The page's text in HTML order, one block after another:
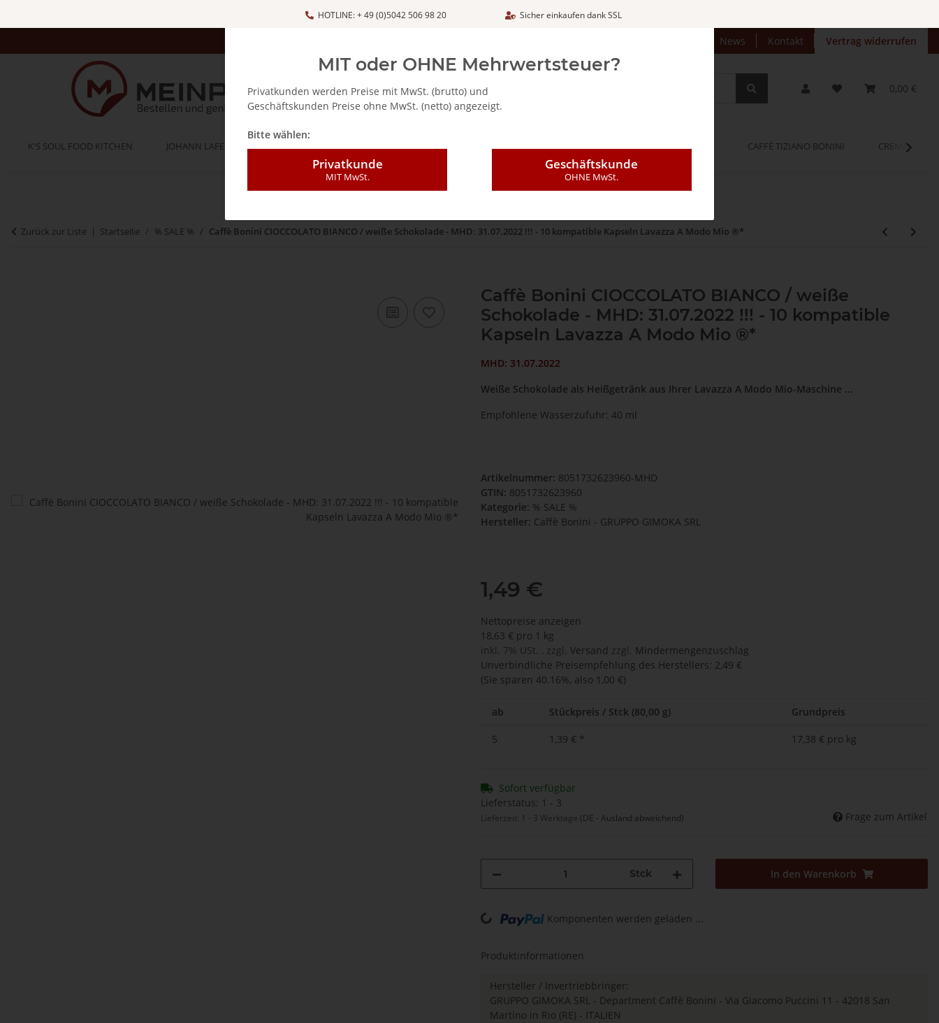
HOTLINE: + 49 (0)5042 506 98 20 Sicher einkaufen dank SSL
News Kontakt Vertrag widerrufen
0,00 €
K'S SOUL FOOD KITCHEN JOHANN LAFER BELLA ITALIA - FEINKOSTARTIKEL CAFFÈ MAJESTIC / DICAF KAFFEE OPINUM CAFFÈ TIZIANO BONINI CREMEO
Zurück zur Liste Startseite % SALE % Caffè Bonini CIOCCOLATO BIANCO / weiße Schokolade - MHD: 31.07.2022 !!! - 10 kompatible Kapseln Lavazza A Modo Mio ®*
Caffè Bonini CIOCCOLATO BIANCO / weiße
Schokolade - MHD: 31.07.2022 !!! - 10 kompatible
Kapseln Lavazza A Modo Mio ®*
MHD: 31.07.2022
Weiße Schokolade als Heißgetränk aus Ihrer Lavazza A Modo Mio-Maschine ...
Empfohlene Wasserzufuhr: 40 ml
Artikelnummer: 8051732623960-MHD
GTIN: 8051732623960
Kategorie: % SALE %
Hersteller: Caffè Bonini - GRUPPO GIMOKA SRL
1,49 €
Nettopreise anzeigen
18,63 € pro 1 kg
inkl. 7% USt. , zzgl. Versand zzgl.
Mindermengenzuschlag
Unverbindliche Preisempfehlung des Herstellers: 2,49 €
(Sie sparen 40.16%, also 1,00 €)
ab Stückpreis / Stck (80,00 g) Grundpreis
5 1,39 € * 17,38 € pro kg
Sofort verfügbar
Lieferstatus: 1 - 3
Lieferzeit: 1 - 3 Werktage (DE - Ausland abweichend) Frage zum Artikel
Stck In den Warenkorb
Loading... Komponenten werden geladen ...
Produktinformationen
Hersteller / Invertriebbringer:
GRUPPO GIMOKA SRL - Department Caffè Bonini - Via Giacomo Puccini 11 - 42018 San
Martino in Rio (RE) - ITALIEN
MIT oder OHNE Mehrwertsteuer?
Privatkunden werden Preise mit MwSt. (brutto) und
Geschäftskunden Preise ohne MwSt. (netto) angezeigt.
Bitte wählen:
Privatkunde
MIT MwSt.
Geschäftskunde
OHNE MwSt.